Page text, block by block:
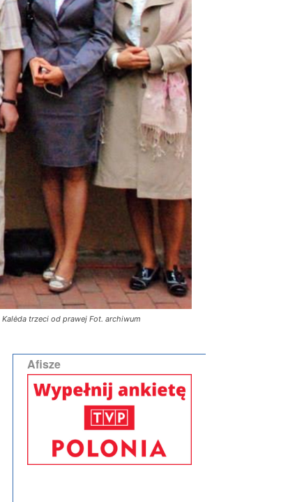
trzeci od prawej Fot. archiwum
Afisze